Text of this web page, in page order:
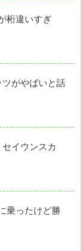
桁違いすぎ
がやばいと話
イウンスカ
乗ったけど勝